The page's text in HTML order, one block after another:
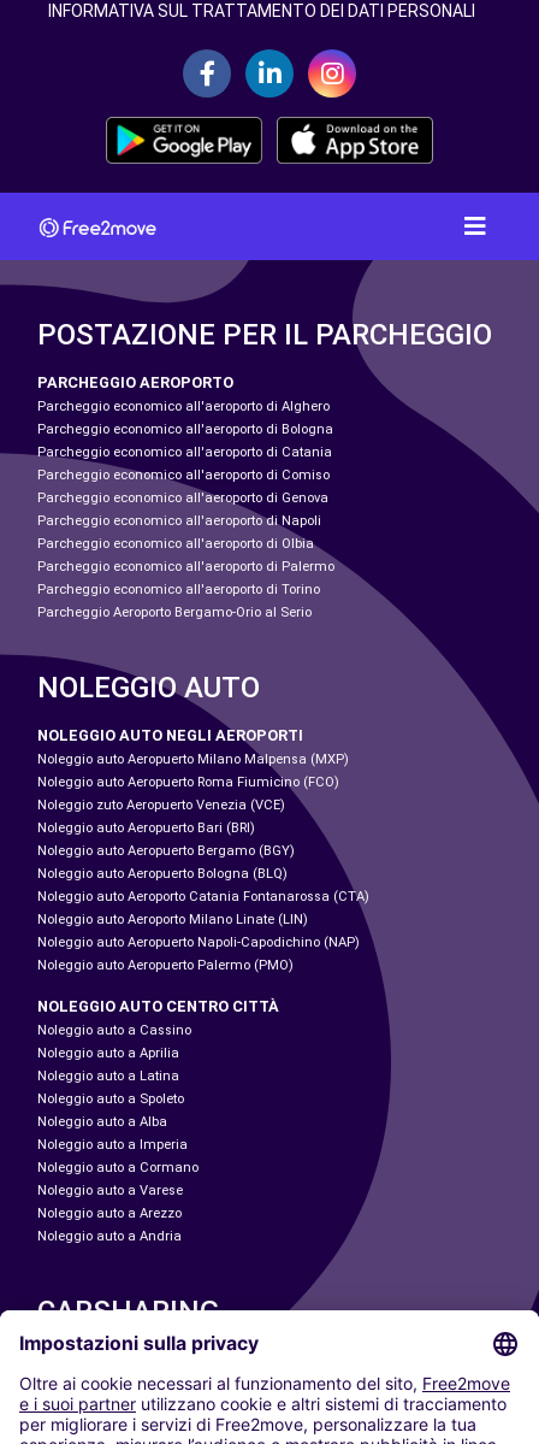
INFORMATIVA SUL TRATTAMENTO DEI DATI PERSONALI
POSTAZIONE PER IL PARCHEGGIO
PARCHEGGIO AEROPORTO
Parcheggio economico all'aeroporto di Alghero
Parcheggio economico all'aeroporto di Bologna
Parcheggio economico all'aeroporto di Catania
Parcheggio economico all'aeroporto di Comiso
Parcheggio economico all'aeroporto di Genova
Parcheggio economico all'aeroporto di Napoli
Parcheggio economico all'aeroporto di Olbia
Parcheggio economico all'aeroporto di Palermo
Parcheggio economico all'aeroporto di Torino
Parcheggio Aeroporto Bergamo-Orio al Serio
NOLEGGIO AUTO
NOLEGGIO AUTO NEGLI AEROPORTI
Noleggio auto Aeropuerto Milano Malpensa (MXP)
Noleggio auto Aeropuerto Roma Fiumicino (FCO)
Noleggio zuto Aeropuerto Venezia (VCE)
Noleggio auto Aeropuerto Bari (BRI)
Noleggio auto Aeropuerto Bergamo (BGY)
Noleggio auto Aeropuerto Bologna (BLQ)
Noleggio auto Aeroporto Catania Fontanarossa (CTA)
Noleggio auto Aeroporto Milano Linate (LIN)
Noleggio auto Aeropuerto Napoli-Capodichino (NAP)
Noleggio auto Aeropuerto Palermo (PMO)
NOLEGGIO AUTO CENTRO CITTÀ
Noleggio auto a Cassino
Noleggio auto a Aprilia
Noleggio auto a Latina
Noleggio auto a Spoleto
Noleggio auto a Alba
Noleggio auto a Imperia
Noleggio auto a Cormano
Noleggio auto a Varese
Noleggio auto a Arezzo
Noleggio auto a Andria
CARSHARING
LE NOSTRE CITTÀ
Paris
Madrid
Washington DC